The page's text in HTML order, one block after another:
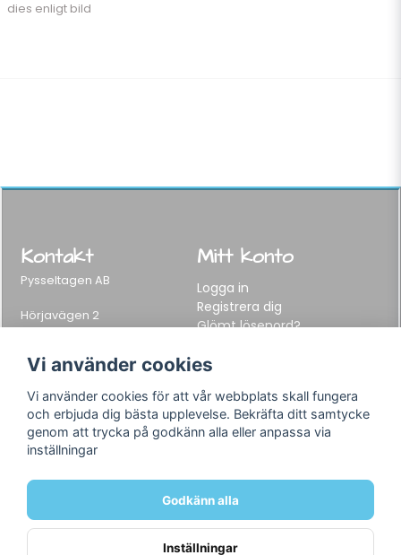
dies enligt bild
Kontakt
Pysseltagen AB
Hörjavägen 2
282 34 Tyringe, Sweden
E-post:info@pysseltagen.se
Mitt konto
Logga in
Registrera dig
Glömt lösenord?
Info
Varumärken
Om oss
Kontakt
Följ oss
Vi använder cookies
Vi använder cookies för att vår webbplats skall fungera
och erbjuda dig bästa upplevelse. Bekräfta ditt samtycke
genom att trycka på godkänn alla eller anpassa via
inställningar
Godkänn alla
Inställningar